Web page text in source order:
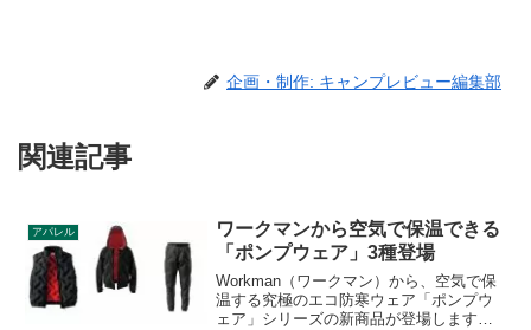
企画・制作: キャンプレビュー編集部
関連記事
アパレル
ワークマンから空気で保温できる
「ポンプウェア」3種登場
Workman（ワークマン）から、空気で保
温する究極のエコ防寒ウェア「ポンプウ
ェア」シリーズの新商品が登場します。